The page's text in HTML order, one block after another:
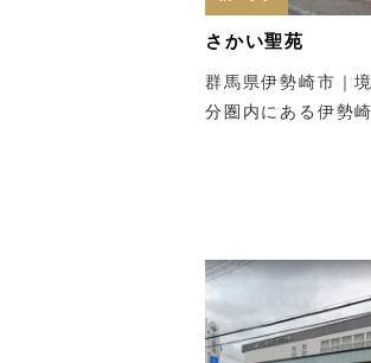
さかい聖苑
群馬県伊勢崎市｜
分圏内にある伊勢